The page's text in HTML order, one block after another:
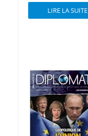
LIRE LA SUITE